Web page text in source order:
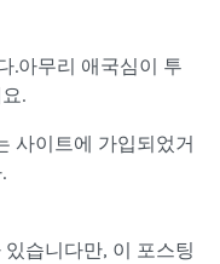
.아무리 애국심이 투
.
사이트에 가입되었거
습니다만, 이 포스팅